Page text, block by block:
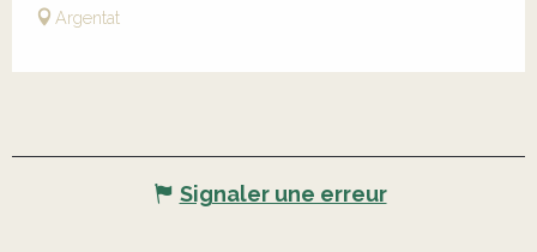
Argentat
Signaler une erreur